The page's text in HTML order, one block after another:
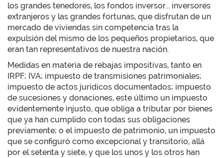
los grandes tenedores, los fondos inversor... inversores
extranjeros y las grandes fortunas, que disfrutan de un
mercado de viviendas sin competencia tras la
expulsión del mismo de los pequeños propietarios, que
eran tan representativos de nuestra nación.
Medidas en materia de rebajas impositivas, tanto en
IRPF; IVA; impuesto de transmisiones patrimoniales;
impuesto de actos jurídicos documentados; impuesto
de sucesiones y donaciones, este último un impuesto
evidentemente injusto, que obliga a tributar por bienes
que ya han cumplido con todas sus obligaciones
previamente; o el impuesto de patrimonio, un impuesto
que se configuró como excepcional y transitorio, allá
por el setenta y siete, y que los unos y los otros han